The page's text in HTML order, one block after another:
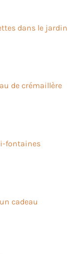
dans le jardin
de crémaillère
fontaines
cadeau